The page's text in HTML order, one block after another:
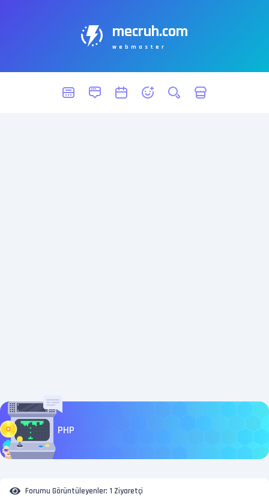
mecruh.com
webmaster
PHP
Forumu Görüntüleyenler: 1 Ziyaretçi